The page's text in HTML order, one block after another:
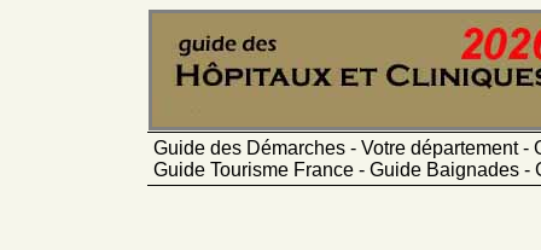
Guide des Démarches - Votre département
Guide Tourisme France - Guide Baignades